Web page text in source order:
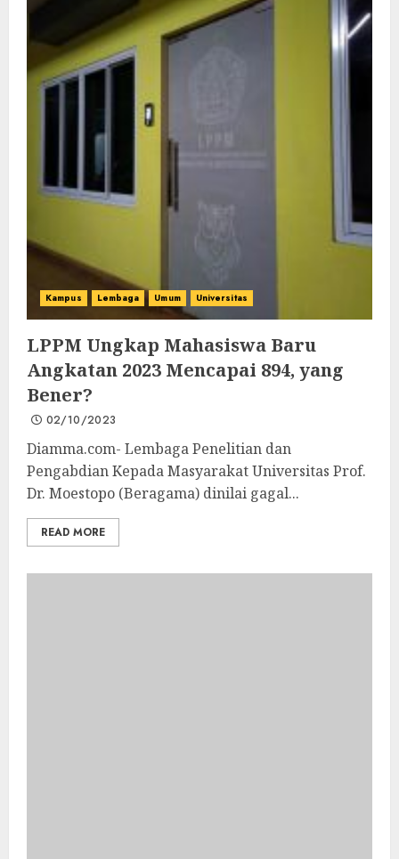
Kampus Lembaga Umum Universitas
LPPM Ungkap Mahasiswa Baru
Angkatan 2023 Mencapai 894, yang
Bener?
02/10/2023
Diamma.com- Lembaga Penelitian dan
Pengabdian Kepada Masyarakat Universitas Prof.
Dr. Moestopo (Beragama) dinilai gagal...
READ MORE